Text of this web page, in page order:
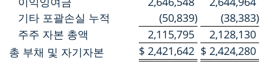
기타 포괄손실 누적
(50,839) (38,383)
주주 자본 총액
2,115,795
2,128,130
총 부채 및 자기자본
$ 2,421,642 $ 2,424,280